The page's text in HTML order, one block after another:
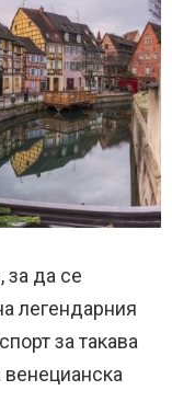
за да се
легендарния
за такава
венецианска